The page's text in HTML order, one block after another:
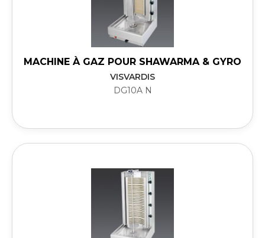
MACHINE À GAZ POUR SHAWARMA & GYRO
VISVARDIS
DG10A N